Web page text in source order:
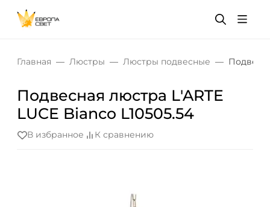
Главная Люстры Люстры подвесные
Подвесная люстра L'ARTE
LUCE Bianco L10505.54
В избранное К сравнению